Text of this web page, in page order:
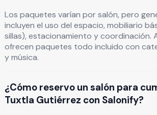
Los paquetes varían por salón, pero
incluyen el uso del espacio, mobiliario
sillas), estacionamiento y coordinación.
ofrecen paquetes todo incluido con
y música.
¿Cómo reservo un salón para
Tuxtla Gutiérrez con Salonify?